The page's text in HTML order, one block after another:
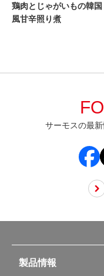
鶏肉とじゃがいもの韓国
風甘辛照り煮
サーモスの最
製品情報